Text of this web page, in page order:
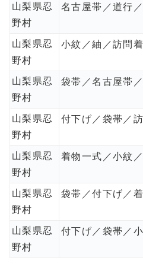
山梨県忍
野村
名古屋帯／道行
山梨県忍
野村
小紋／紬／訪問
山梨県忍
野村
袋帯／名古屋帯
山梨県忍
野村
付下げ／袋帯／
山梨県忍
野村
着物一式／小紋
山梨県忍
野村
袋帯／付下げ／
山梨県忍
野村
付下げ／袋帯／